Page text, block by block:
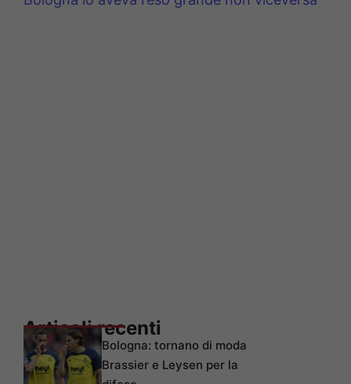
Articoli recenti
Bologna: tornano di moda
Brassier e Leysen per la